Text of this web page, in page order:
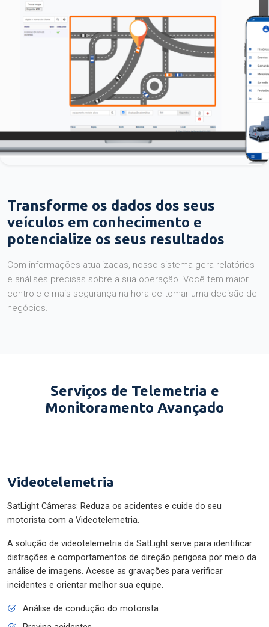
Transforme os dados dos seus
veículos em conhecimento e
potencialize os seus resultados
Com informações atualizadas, nosso sistema gera relatórios
e análises precisas sobre a sua operação. Você tem maior
controle e mais segurança na hora de tomar uma decisão de
negócios.
Serviços de Telemetria e
Monitoramento Avançado
Videotelemetria
SatLight Câmeras: Reduza os acidentes e cuide do seu
motorista com a Videotelemetria.
A solução de videotelemetria da SatLight serve para identificar
distrações e comportamentos de direção perigosa por meio da
análise de imagens. Acesse as gravações para verificar
incidentes e orientar melhor sua equipe.
Análise de condução do motorista